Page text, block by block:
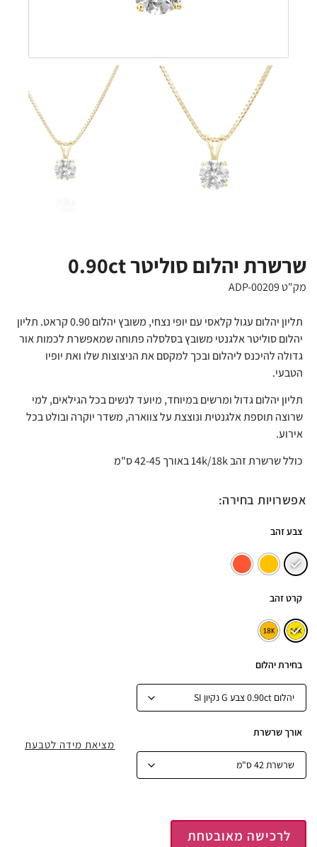
שרשרת יהלום סוליטר 0.90ct
מק"ט ADP-00209
תליון יהלום עגול קלאסי עם יופי נצחי, משובץ יהלום 0.90 קראט. תליון
יהלום סוליטר אלגנטי משובץ בסלסלה פתוחה שמאפשרת לכמות אור
גדולה להיכנס ליהלום ובכך למקסם את הניצוצות שלו ואת יופיו
הטבעי.
תליון יהלום גדול ומרשים במיוחד, מיועד לנשים בכל הגילאים, למי
שרוצה תוספת אלגנטית ונוצצת על צווארה, משדר יוקרה ובולט בכל
אירוע.
כולל שרשרת זהב 14k/18k באורך 42-45 ס"מ
אפשרויות בחירה:
צבע זהב
קרט זהב
בחירת יהלום
אורך שרשרת
לרכישה מאובטחת
מציאת מידה לטבעת